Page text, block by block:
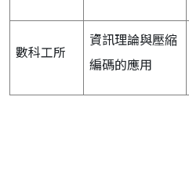
數科工所
資訊理論與壓縮
編碼的應用